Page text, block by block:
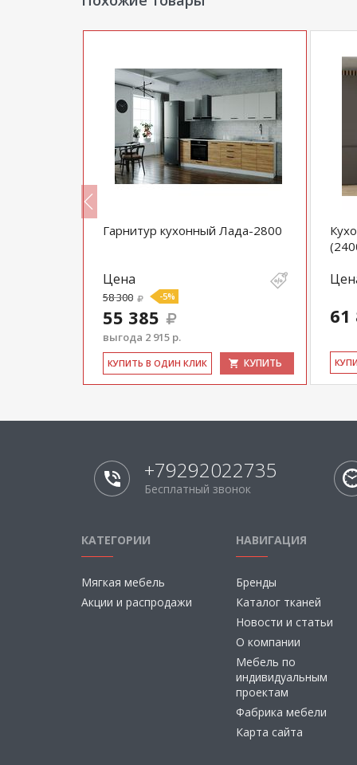
Гарнитур кухонный Лада-2800
Цена
58 300 -5%
55 385
выгода 2 915 р.
КУ­ПИТЬ В ОДИН КЛИК КУПИТЬ
61
+79292022735
Бесплатный звонок
КАТЕГОРИИ
Мягкая мебель
Акции и распродажи
НАВИГАЦИЯ
Бренды
Каталог тканей
Новости и статьи
О компании
Мебель по
индивидуальным
проектам
Фабрика мебели
Карта сайта